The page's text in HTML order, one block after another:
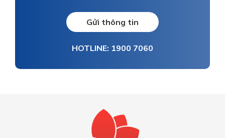
Gửi thông tin
HOTLINE: 1900 7060